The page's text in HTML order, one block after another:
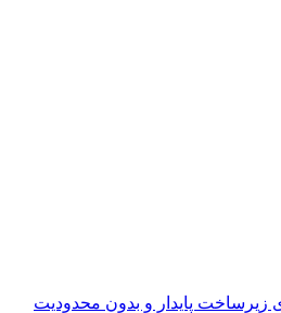
زیرساخت پایدار و بدون محدودیت